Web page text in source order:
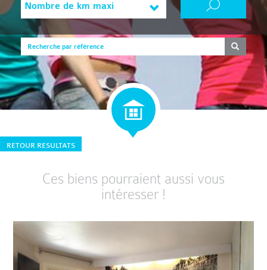
Nombre de km maxi
RETOUR RESULTATS
Ces biens pourraient aussi vous
intéresser !